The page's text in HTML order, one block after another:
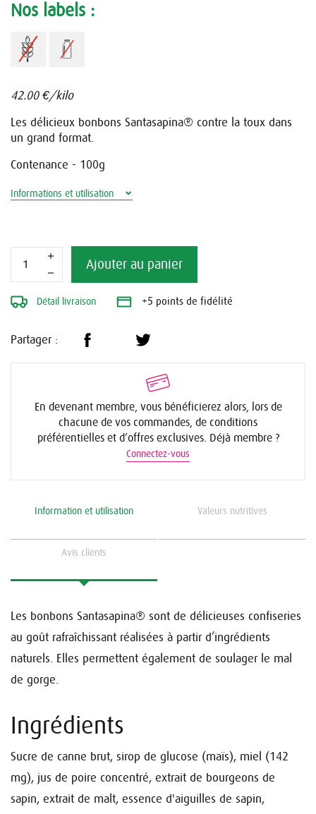
Nos labels :
42.00 €/kilo
Les délicieux bonbons Santasapina® contre la toux dans
un grand format.
Contenance - 100g
Informations et utilisation
Ajouter au panier
Détail livraison +5 points de fidélité
Partager :
En devenant membre, vous bénéficierez alors, lors de
chacune de vos commandes, de conditions
préférentielles et d’offres exclusives. Déjà membre ?
Connectez-vous
Information et utilisation Valeurs nutritives
Avis clients
Les bonbons Santasapina® sont de délicieuses confiseries
au goût rafraîchissant réalisées à partir d’ingrédients
naturels. Elles permettent également de soulager le mal
de gorge.
Ingrédients
Sucre de canne brut, sirop de glucose (maïs), miel (142
mg), jus de poire concentré, extrait de bourgeons de
sapin, extrait de malt, essence d'aiguilles de sapin,